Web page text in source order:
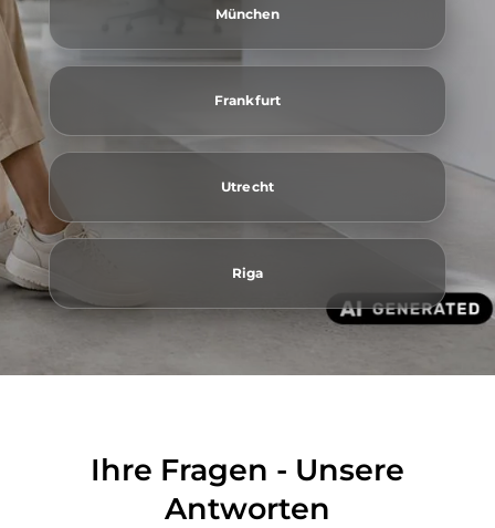
München
Frankfurt
Utrecht
Riga
Ihre Fragen - Unsere
Antworten